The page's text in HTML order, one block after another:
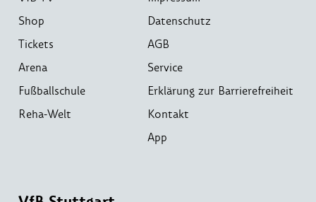
Shop
Tickets
Arena
Fußballschule
Reha-Welt
Datenschutz
AGB
Service
Erklärung zur Barrierefreiheit
Kontakt
App